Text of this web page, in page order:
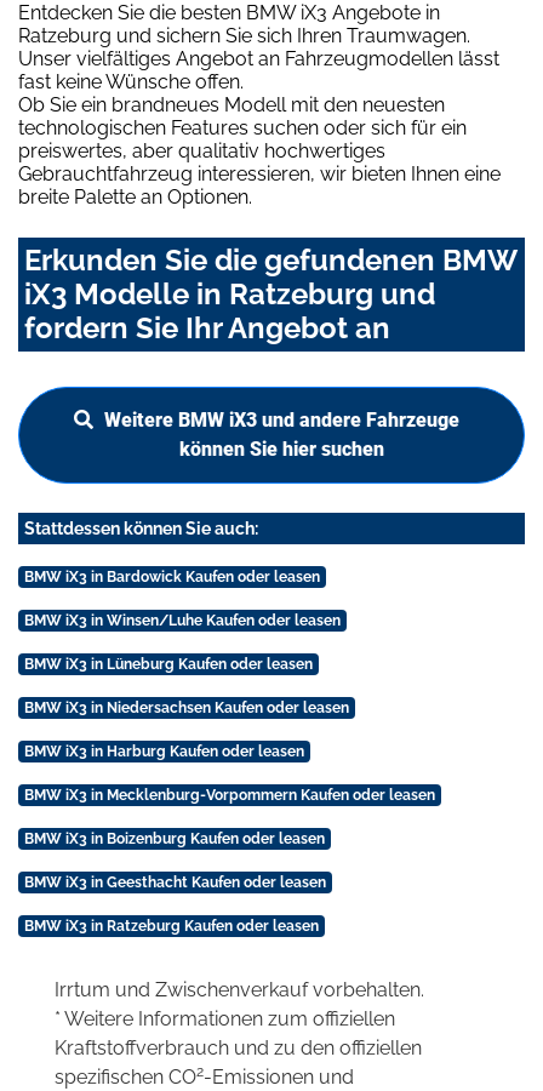
Entdecken Sie die besten BMW iX3 Angebote in
Ratzeburg und sichern Sie sich Ihren Traumwagen.
Unser vielfältiges Angebot an Fahrzeugmodellen lässt
fast keine Wünsche offen.
Ob Sie ein brandneues Modell mit den neuesten
technologischen Features suchen oder sich für ein
preiswertes, aber qualitativ hochwertiges
Gebrauchtfahrzeug interessieren, wir bieten Ihnen eine
breite Palette an Optionen.
Erkunden Sie die gefundenen BMW
iX3 Modelle in Ratzeburg und
fordern Sie Ihr Angebot an
Weitere BMW iX3 und andere Fahrzeuge
können Sie hier suchen
Stattdessen können Sie auch:
BMW iX3 in Bardowick Kaufen oder leasen
BMW iX3 in Winsen/Luhe Kaufen oder leasen
BMW iX3 in Lüneburg Kaufen oder leasen
BMW iX3 in Niedersachsen Kaufen oder leasen
BMW iX3 in Harburg Kaufen oder leasen
BMW iX3 in Mecklenburg-Vorpommern Kaufen oder leasen
BMW iX3 in Boizenburg Kaufen oder leasen
BMW iX3 in Geesthacht Kaufen oder leasen
BMW iX3 in Ratzeburg Kaufen oder leasen
Irrtum und Zwischenverkauf vorbehalten.
* Weitere Informationen zum offiziellen
Kraftstoffverbrauch und zu den offiziellen
spezifischen CO2-Emissionen und